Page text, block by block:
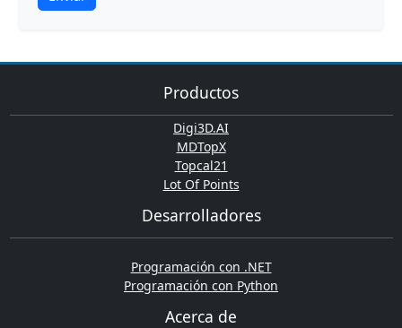
Productos
Digi3D.AI
MDTopX
Topcal21
Lot Of Points
Desarrolladores
Programación con .NET
Programación con Python
Acerca de